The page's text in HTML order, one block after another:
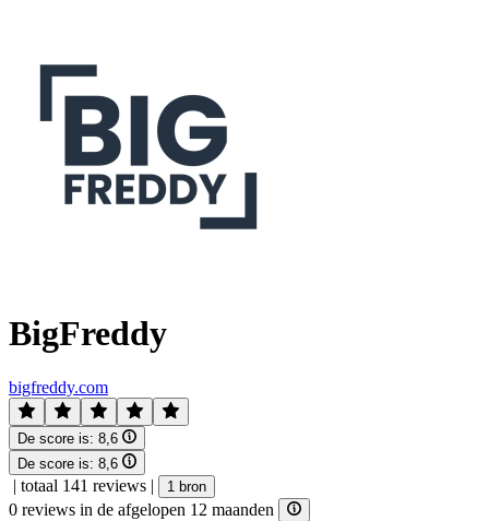
BigFreddy
bigfreddy.com
De score is: 8,6
De score is: 8,6
| totaal 141 reviews | 1 bron
0 reviews in de afgelopen 12 maanden